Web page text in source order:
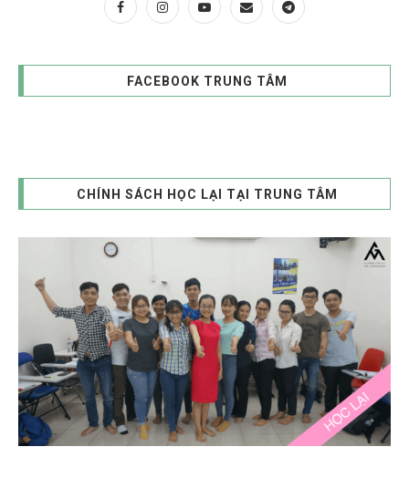
FACEBOOK TRUNG TÂM
CHÍNH SÁCH HỌC LẠI TẠI TRUNG TÂM